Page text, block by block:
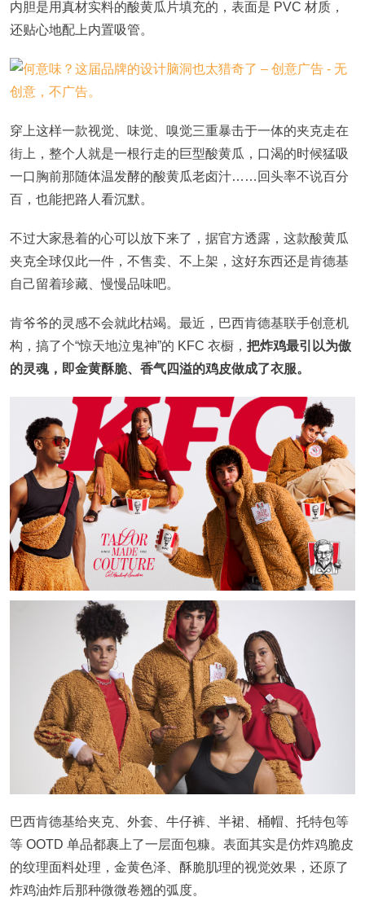
内胆是用真材实料的酸黄瓜片填充的，表面是 PVC 材质，
还贴心地配上内置吸管。
穿上这样一款视觉、味觉、嗅觉三重暴击于一体的夹克走在
街上，整个人就是一根行走的巨型酸黄瓜，口渴的时候猛吸
一口胸前那随体温发酵的酸黄瓜老卤汁……回头率不说百分
百，也能把路人看沉默。
不过大家悬着的心可以放下来了，据官方透露，这款酸黄瓜
夹克全球仅此一件，不售卖、不上架，这好东西还是肯德基
自己留着珍藏、慢慢品味吧。
肯爷爷的灵感不会就此枯竭。最近，巴西肯德基联手创意机
构，搞了个“惊天地泣鬼神”的 KFC 衣橱， 把炸鸡最引以为傲
的灵魂，即金黄酥脆、香气四溢的鸡皮做成了衣服。
巴西肯德基给夹克、外套、牛仔裤、半裙、桶帽、托特包等
等 OOTD 单品都裹上了一层面包糠。表面其实是仿炸鸡脆皮
的纹理面料处理，金黄色泽、酥脆肌理的视觉效果，还原了
炸鸡油炸后那种微微卷翘的弧度。